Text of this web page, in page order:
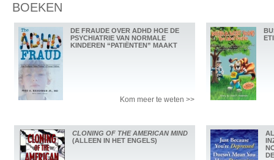
BOEKEN
DE FRAUDE OVER ADHD HOE DE
PSYCHIATRIE VAN NORMALE
KINDEREN “PATIËNTEN” MAAKT
Kom meer te weten >>
CLONING OF THE AMERICAN MIND
(ALLEEN IN HET ENGELS)